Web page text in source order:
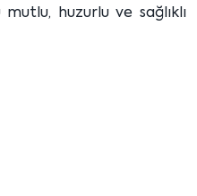
huzurlu ve sağlıklı